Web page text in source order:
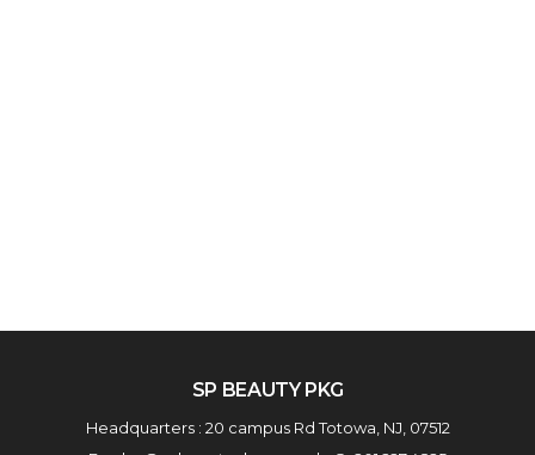
SP BEAUTY PKG
Headquarters : 20 campus Rd Totowa, NJ, 07512